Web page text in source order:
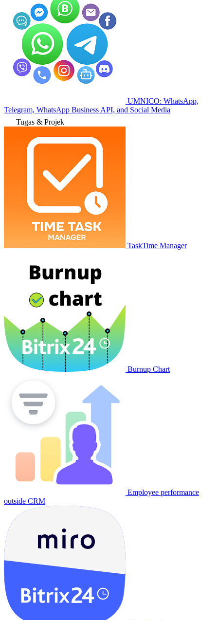
UMNICO: WhatsApp,
Telegram, WhatsApp Business API, and Social Media
Tugas & Projek
TaskTime Manager
Burnup Chart
Employee performance
outside CRM